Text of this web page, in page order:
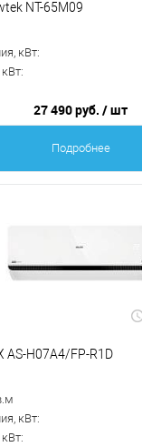
NT-65M09
кВт:
27 490 руб. / шт
Подробнее
AS-H07A4/FP-R1D
кВт: